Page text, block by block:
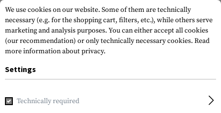
Home Tactical Gear Molle
We use cookies on our website. Some of them are technically
necessary (e.g. for the shopping cart, filters, etc.), while others serve
marketing and analysis purposes. You can either accept all cookies
(our recommendation) or only technically necessary cookies. Read
more information about privacy.
Settings
Technically required